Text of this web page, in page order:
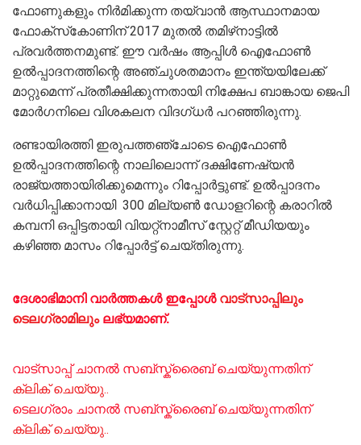
ഫോണുകളും നിർമിക്കുന്ന തയ്‌വാൻ ആസ്ഥാനമായ
ഫോക്‌സ്‌കോണിന് 2017 മുതൽ തമിഴ്‌നാട്ടിൽ
പ്രവർത്തനമുണ്ട്. ഈ വർഷം ആപ്പിൾ ഐഫോൺ
ഉൽപ്പാദനത്തിന്റെ അഞ്ചുശതമാനം ഇന്ത്യയിലേക്ക്
മാറ്റുമെന്ന് പ്രതീക്ഷിക്കുന്നതായി നിക്ഷേപ ബാങ്കായ ജെപി
മോർഗനിലെ വിശകലന വിദഗ്ധ‌ർ പറഞ്ഞിരുന്നു.
രണ്ടായിരത്തി ഇരുപത്തഞ്ചോടെ ഐഫോൺ
ഉൽപ്പാദനത്തിന്റെ നാലിലൊന്ന് ദക്ഷിണേഷ്യൻ
രാജ്യത്തായിരിക്കുമെന്നും റിപ്പോർട്ടുണ്ട്‌. ഉൽപ്പാദനം
വർധിപ്പിക്കാനായി 300 മില്യൺ ഡോളറിന്റെ കരാറിൽ
കമ്പനി ഒപ്പിട്ടതായി വിയറ്റ്നാമീസ് സ്റ്റേറ്റ് മീഡിയയും
കഴിഞ്ഞ മാസം റിപ്പോർട്ട് ചെയ്‌തിരുന്നു.
ദേശാഭിമാനി വാർത്തകൾ ഇപ്പോള്‍ വാട്സാപ്പിലും
ടെലഗ്രാമിലും ലഭ്യമാണ്‌.
വാട്സാപ്പ് ചാനൽ സബ്സ്ക്രൈബ് ചെയ്യുന്നതിന്
ക്ലിക് ചെയ്യു..
ടെലഗ്രാം ചാനൽ സബ്സ്ക്രൈബ് ചെയ്യുന്നതിന്
ക്ലിക് ചെയ്യു..